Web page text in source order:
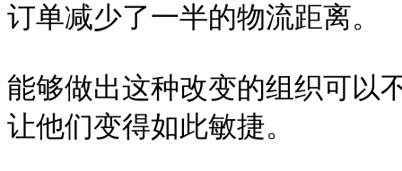
订单减少了一半的物流距离。
能够做出这种改变的组织可以
让他们变得如此敏捷。